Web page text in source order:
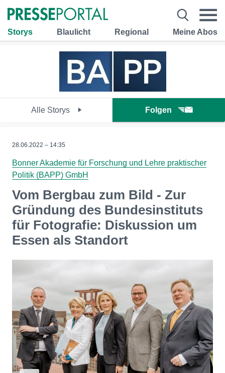
Storys Blaulicht Regional Meine Abos
Alle Storys Folgen
28.06.2022 – 14:35
Bonner Akademie für Forschung und Lehre praktischer
Politik (BAPP) GmbH
Vom Bergbau zum Bild - Zur
Gründung des Bundesinstituts
für Fotografie: Diskussion um
Essen als Standort